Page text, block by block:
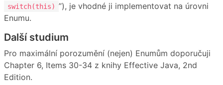
switch(this) ”), je vhodné ji implementovat na úrovni
Enumu.
Další studium
Pro maximální porozumění (nejen) Enumům doporučuji
Chapter 6, Items 30-34 z knihy Effective Java, 2nd
Edition.